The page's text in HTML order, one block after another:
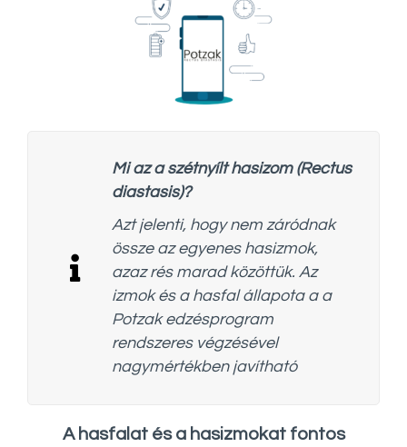
Mi az a szétnyílt hasizom (Rectus
diastasis)?
Azt jelenti, hogy nem záródnak
össze az egyenes hasizmok,
azaz rés marad közöttük. Az
izmok és a hasfal állapota a a
Potzak edzésprogram
rendszeres végzésével
nagymértékben javítható
A hasfalat és a hasizmokat fontos